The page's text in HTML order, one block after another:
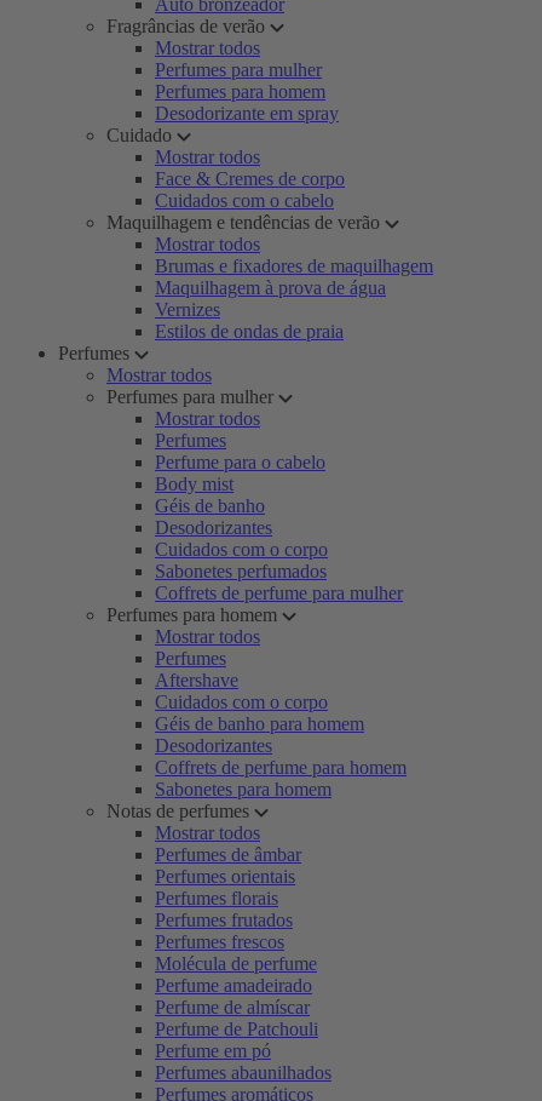
Auto bronzeador
Fragrâncias de verão
Mostrar todos
Perfumes para mulher
Perfumes para homem
Desodorizante em spray
Cuidado
Mostrar todos
Face & Cremes de corpo
Cuidados com o cabelo
Maquilhagem e tendências de verão
Mostrar todos
Brumas e fixadores de maquilhagem
Maquilhagem à prova de água
Vernizes
Estilos de ondas de praia
Perfumes
Mostrar todos
Perfumes para mulher
Mostrar todos
Perfumes
Perfume para o cabelo
Body mist
Géis de banho
Desodorizantes
Cuidados com o corpo
Sabonetes perfumados
Coffrets de perfume para mulher
Perfumes para homem
Mostrar todos
Perfumes
Aftershave
Cuidados com o corpo
Géis de banho para homem
Desodorizantes
Coffrets de perfume para homem
Sabonetes para homem
Notas de perfumes
Mostrar todos
Perfumes de âmbar
Perfumes orientais
Perfumes florais
Perfumes frutados
Perfumes frescos
Molécula de perfume
Perfume amadeirado
Perfume de almíscar
Perfume de Patchouli
Perfume em pó
Perfumes abaunilhados
Perfumes aromáticos